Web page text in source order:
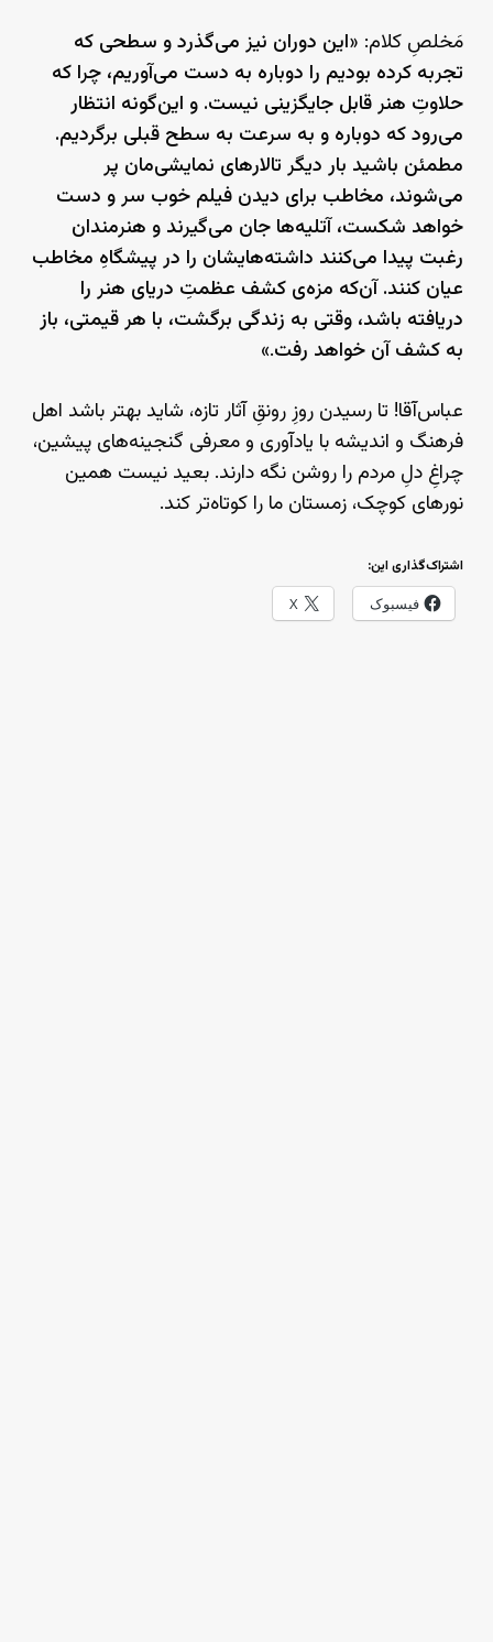
مَخلصِ کلام: «این دوران نیز می‌گذرد و سطحی که
تجربه کرده بودیم را دوباره به دست می‌آوریم، چرا که
حلاوتِ هنر قابل جایگزینی نیست. و این‌گونه انتظار
می‌رود که دوباره و به سرعت به سطح قبلی برگردیم.
مطمئن باشید بار دیگر تالارهای نمایشی‌مان پر
می‌شوند، مخاطب برای دیدن فیلم‌ خوب سر و دست
خواهد شکست، آتلیه‌ها جان می‌گیرند و هنرمندان
رغبت پیدا می‌کنند داشته‌هایشان را در پیشگاهِ مخاطب
عیان کنند. آن‌که مزه‌ی کشف عظمتِ دریای هنر را
دریافته باشد، وقتی به زندگی برگشت، با هر قیمتی، باز
به کشف آن خواهد رفت.»
عباس‌آقا! تا رسیدن روزِ رونقِ آثار تازه، شاید بهتر باشد اهل
فرهنگ و اندیشه با یادآوری و معرفی گنجینه‌های پیشین،
چراغِ دلِ مردم را روشن نگه دارند. بعید نیست همین
نورهای کوچک، زمستان ما را کوتاه‌تر کند.
اشتراک‌گذاری این:
فیسبوک
X